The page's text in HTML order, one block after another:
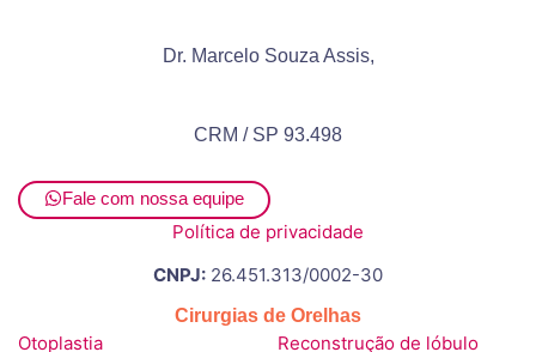
Dr. Marcelo Souza Assis,
CRM / SP 93.498
Fale com nossa equipe
Política de privacidade
CNPJ: 26.451.313/0002-30
Cirurgias de Orelhas
Otoplastia
Reconstrução de lóbulo